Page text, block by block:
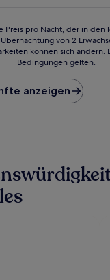
Preis pro Nacht, der in den
von 2
können sich ändern.
Bedingungen gelten.
anzeigen